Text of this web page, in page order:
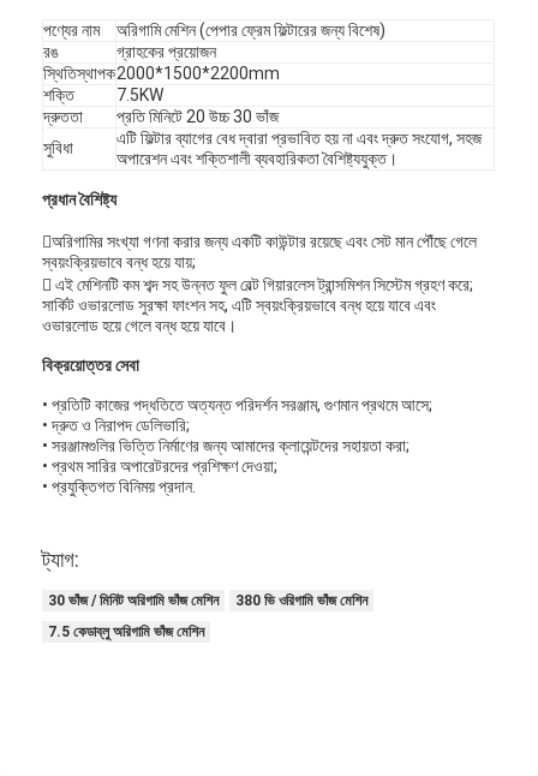
পণ্যের নাম
অরিগামি মেশিন (পেপার ফ্রেম ফিল্টারের জন্য বিশেষ)
রঙ
গ্রাহকের প্রয়োজন
স্থিতিস্থাপক2000*1500*2200mm
শক্তি
7.5KW
দ্রুততা
প্রতি মিনিটে 20 উচ্চ 30 ভাঁজ
সুবিধা
এটি ফিল্টার ব্যাগের বেধ দ্বারা প্রভাবিত হয় না এবং দ্রুত সংযোগ, সহজ
অপারেশন এবং শক্তিশালী ব্যবহারিকতা বৈশিষ্ট্যযুক্ত।
প্রধান বৈশিষ্ট্য
অরিগামির সংখ্যা গণনা করার জন্য একটি কাউন্টার রয়েছে এবং সেট মান পৌঁছে গেলে
স্বয়ংক্রিয়ভাবে বন্ধ হয়ে যায়;
 এই মেশিনটি কম শব্দ সহ উন্নত ফুল বেল্ট গিয়ারলেস ট্রান্সমিশন সিস্টেম গ্রহণ করে;
সার্কিট ওভারলোড সুরক্ষা ফাংশন সহ, এটি স্বয়ংক্রিয়ভাবে বন্ধ হয়ে যাবে এবং
ওভারলোড হয়ে গেলে বন্ধ হয়ে যাবে।
বিক্রয়োত্তর সেবা
• প্রতিটি কাজের পদ্ধতিতে অত্যন্ত পরিদর্শন সরঞ্জাম, গুণমান প্রথমে আসে;
• দ্রুত ও নিরাপদ ডেলিভারি;
• সরঞ্জামগুলির ভিত্তি নির্মাণের জন্য আমাদের ক্লায়েন্টদের সহায়তা করা;
• প্রথম সারির অপারেটরদের প্রশিক্ষণ দেওয়া;
• প্রযুক্তিগত বিনিময় প্রদান.
ট্যাগ:
30 ভাঁজ / মিনিট অরিগামি ভাঁজ মেশিন
380 ভি ওরিগামি ভাঁজ মেশিন
7.5 কেডাব্লু অরিগামি ভাঁজ মেশিন